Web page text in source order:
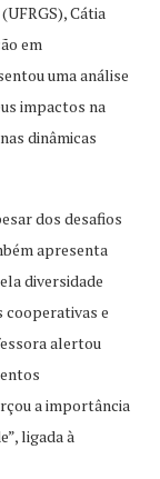
Cátia
em
uma análise
impactos na
dinâmicas
dos desafios
apresenta
diversidade
e
alertou
a importância
ligada à